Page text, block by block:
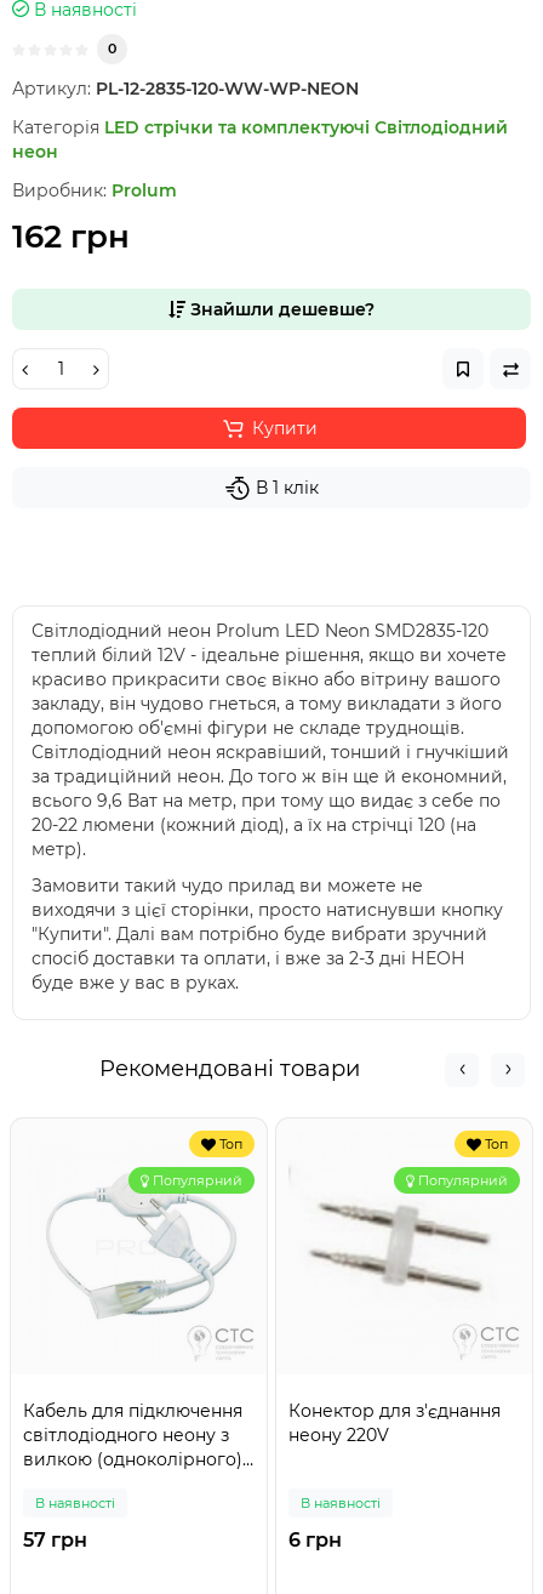
В наявності
0
Артикул: PL-12-2835-120-WW-WP-NEON
Категорія LED стрічки та комплектуючі Світлодіодний
неон
Виробник: Prolum
162 грн
Знайшли дешевше?
Купити
В 1 клік
Світлодіодний неон Prolum LED Neon SMD2835-120
теплий білий 12V - ідеальне рішення, якщо ви хочете
красиво прикрасити своє вікно або вітрину вашого
закладу, він чудово гнеться, а тому викладати з його
допомогою об'ємні фігури не складе труднощів.
Світлодіодний неон яскравіший, тонший і гнучкіший
за традиційний неон. До того ж він ще й економний,
всього 9,6 Ват на метр, при тому що видає з себе по
20-22 люмени (кожний діод), а їх на стрічці 120 (на
метр).
Замовити такий чудо прилад ви можете не
виходячи з цієї сторінки, просто натиснувши кнопку
"Купити". Далі вам потрібно буде вибрати зручний
спосіб доставки та оплати, і вже за 2-3 дні НЕОН
буде вже у вас в руках.
Рекомендовані товари
Топ
Популярний
Кабель для підключення
світлодіодного неону з
вилкою (одноколірного)
В наявності
57 грн
Топ
Популярний
Конектор для з'єднання
неону 220V
В наявності
6 грн